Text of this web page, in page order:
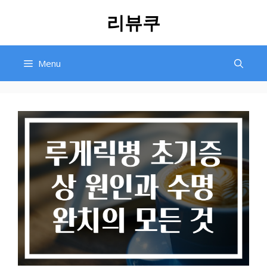
리뷰쿠
Menu